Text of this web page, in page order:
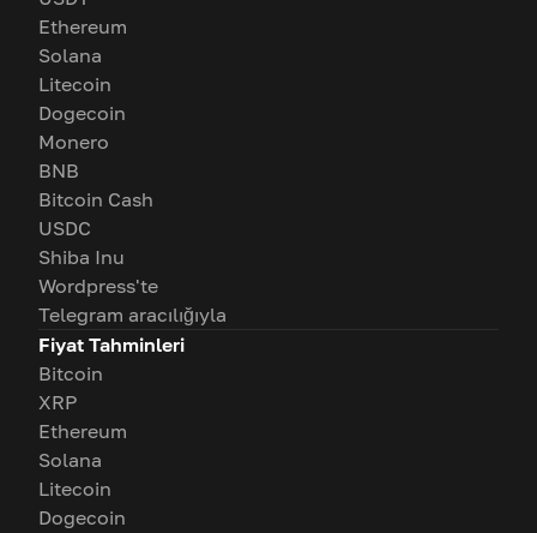
Ethereum
Solana
Litecoin
Dogecoin
Monero
BNB
Bitcoin Cash
USDC
Shiba Inu
Wordpress'te
Telegram aracılığıyla
Fiyat Tahminleri
Bitcoin
XRP
Ethereum
Solana
Litecoin
Dogecoin